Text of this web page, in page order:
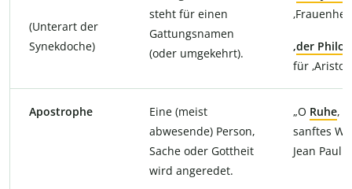
(Unterart der
Synekdoche)
steht für einen
Gattungsnamen
(oder umgekehrt).
‚der
für
Apostrophe
Eine (meist
abwesende) Person,
Sache oder Gottheit
wird angeredet.
„O Ruhe,
sanftes
Jean Paul